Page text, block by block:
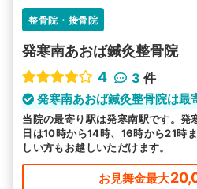
整骨院・接骨院
発寒南あおば鍼灸整骨院
4
3 件
発寒南あおば鍼灸整骨院は
当院の最寄り駅は発寒南駅です。
日は10時から14時、16時から21時
しい方もお越しいただけます。
お見舞金最大